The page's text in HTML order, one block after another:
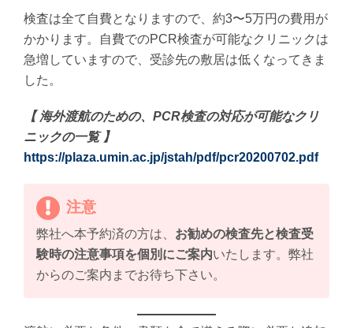
検査は全て自費となりますので、約3〜5万円の費用が
かかります。自費でのPCR検査が可能なクリニックは
急増していますので、受診先の敷居は低くなってきま
した。
【 海外渡航のための、PCR検査の対応が可能なクリ
ニックの一覧 】
https://plaza.umin.ac.jp/jstah/pdf/pcr20200702.pdf
注意
弊社へ本予約済の方は、 お勧めの検査先と検査受
験時の注意事項を個別にご案内いたします。弊社
からのご案内までお待ち下さい。